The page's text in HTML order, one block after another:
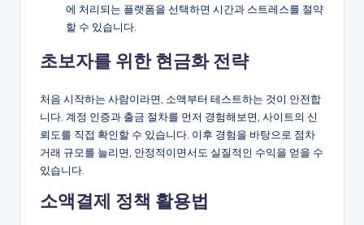
에 처리되는 플랫폼을 선택하면 시간과 스트레스를 절약
할 수 있습니다.
초보자를 위한 현금화 전략
처음 시작하는 사람이라면, 소액부터 테스트하는 것이 안전합
니다. 계정 인증과 출금 절차를 먼저 경험해보면, 사이트의 신
뢰도를 직접 확인할 수 있습니다. 이후 경험을 바탕으로 점차
거래 규모를 늘리면, 안정적이면서도 실질적인 수익을 얻을 수
있습니다.
소액결제 정책 활용법